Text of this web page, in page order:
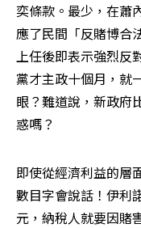
奕條款。最少，在蕭
應了民間「反賭博合
上任後即表示強烈反
黨才主政十個月，就
眼？難道說，新政府
惑嗎？
即使從經濟利益的層
數目字會說話！伊利
元，納稅人就要因賭